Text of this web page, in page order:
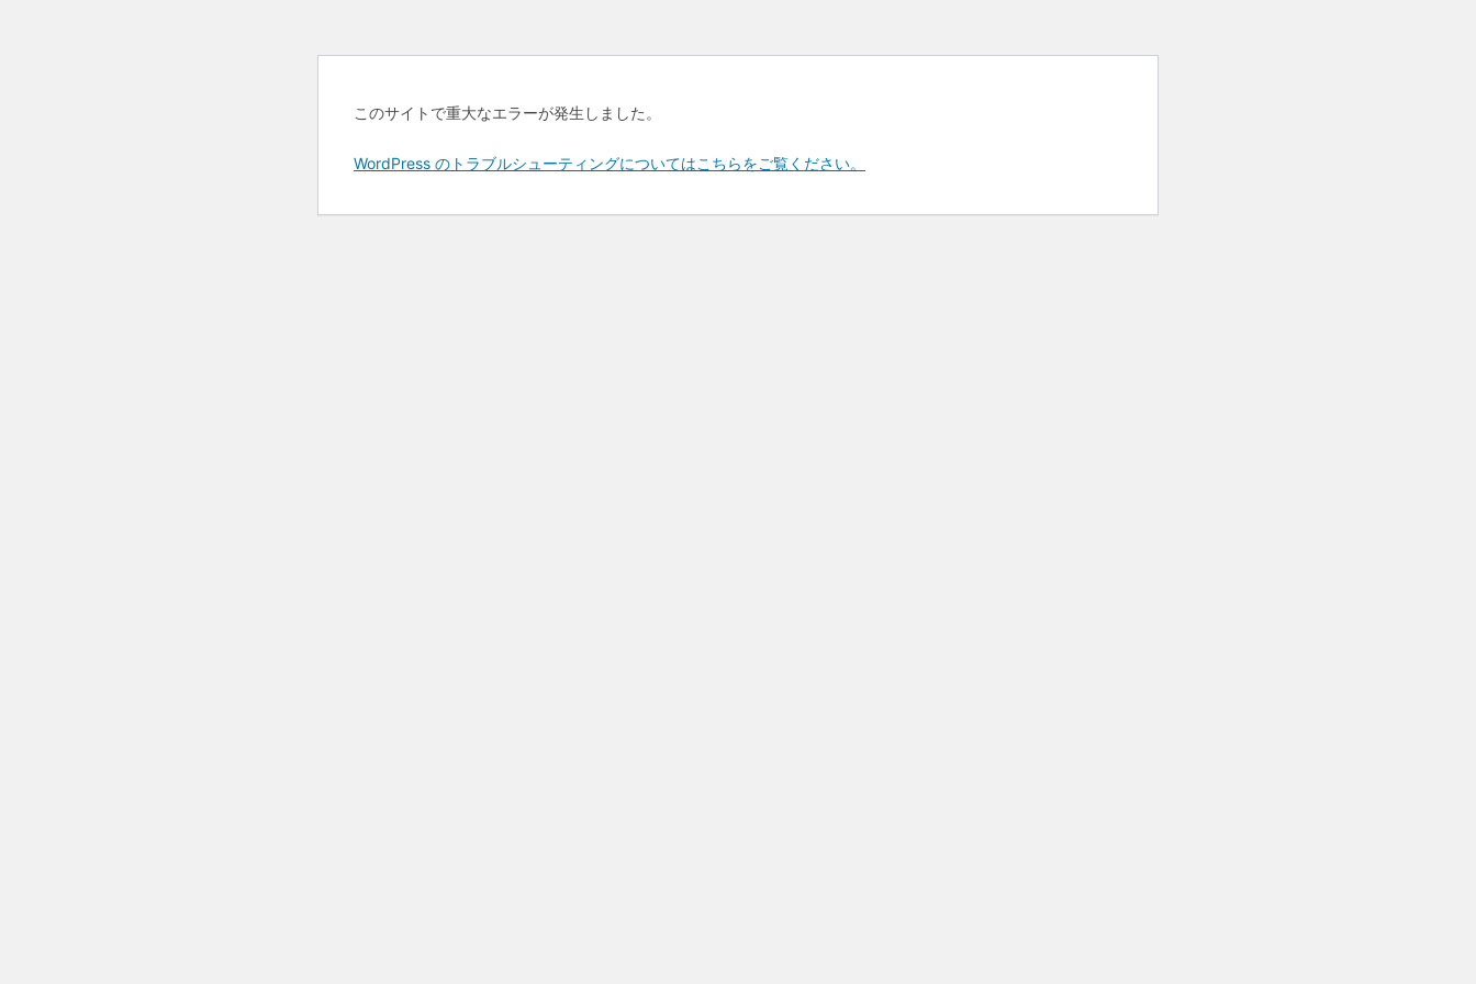
このサイトで重大なエラーが発生しました。
WordPress のトラブルシューティングについてはこちらをご覧ください。